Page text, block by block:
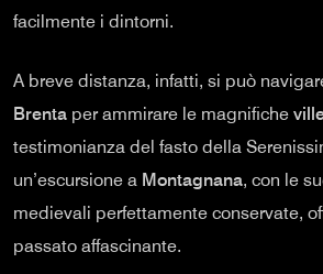
facilmente i dintorni.
A breve distanza, infatti, si può
Brenta per ammirare le magnifiche
testimonianza del fasto della
un’escursione a Montagnana, con le
medievali perfettamente conservate,
passato affascinante.